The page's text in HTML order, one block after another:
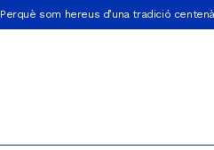
Perquè som hereus d’una tradició